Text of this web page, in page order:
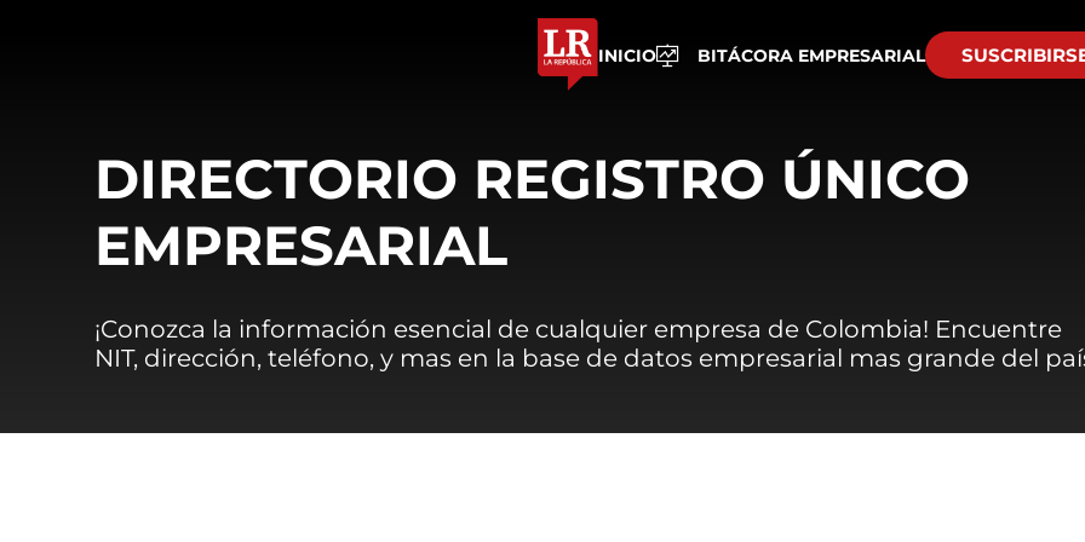
INICIO BITÁCORA EMPRESARIAL
DIRECTORIO REGISTRO ÚNICO
EMPRESARIAL
¡Conozca la información esencial de cualquier empresa de Colombia! Encuentre
NIT, dirección, teléfono, y mas en la base de datos empresarial mas grande del